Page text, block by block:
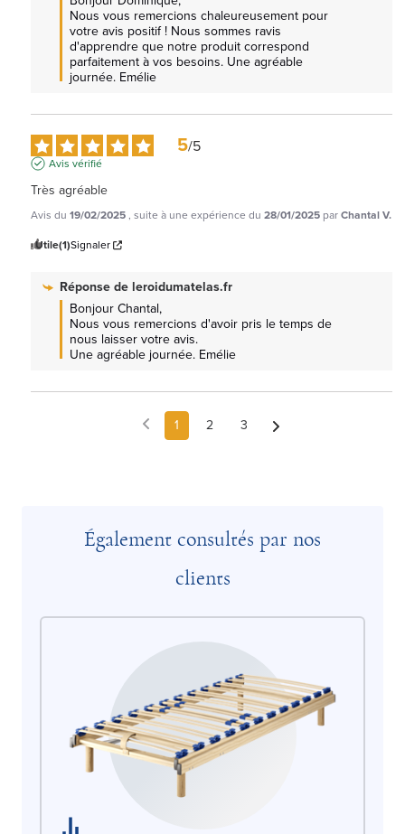
Nous vous remercions chaleureusement pour
votre avis positif ! Nous sommes ravis
d'apprendre que notre produit correspond
parfaitement à vos besoins. Une agréable
journée. Emélie
5/5
Avis vérifié
Très agréable
Avis du 19/02/2025, suite à une expérience du 28/01/2025 parChantal V.
Utile(1)Signaler
Réponse deleroidumatelas.fr
Bonjour Chantal,
Nous vous remercions d'avoir pris le temps de
nous laisser votre avis.
Une agréable journée. Emélie
1 2 3
Également consultés par nos
clients